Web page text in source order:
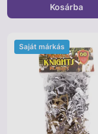
Kosárba
Saját márkás